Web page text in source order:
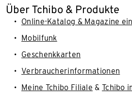
Über Tchibo & Produkte
Online-Katalog & Magazine
Mobilfunk
Geschenkkarten
Verbraucherinformationen
Meine Tchibo Filiale & Tchibo